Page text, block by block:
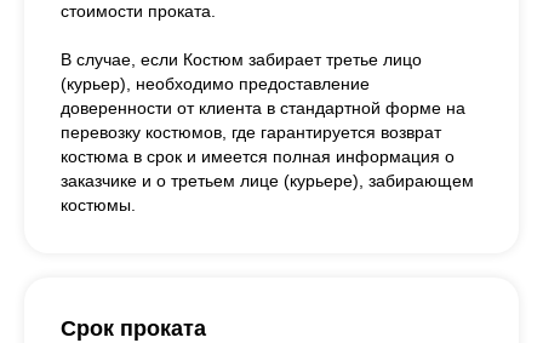
стоимости проката.
В случае, если Костюм забирает третье лицо
(курьер), необходимо предоставление
доверенности от клиента в стандартной форме на
перевозку костюмов, где гарантируется возврат
костюма в срок и имеется полная информация о
заказчике и о третьем лице (курьере), забирающем
костюмы.
Срок проката